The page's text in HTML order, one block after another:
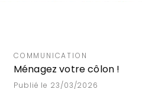
COMMUNICATION
Ménagez votre côlon !
Publié le 23/03/2026